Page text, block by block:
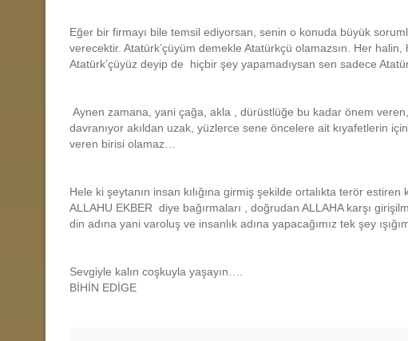
Eğer bir firmayı bile temsil ediyorsan, senin o konuda büyük
verecektir. Atatürk’çüyüm demekle Atatürkçü olamazsın. Her
Atatürk’çüyüz deyip de hiçbir şey yapamadıysan sen sadece
Aynen zamana, yani çağa, akla , dürüstlüğe bu kadar önem
davranıyor akıldan uzak, yüzlerce sene öncelere ait kıyafetlerin
veren birisi olamaz…
Hele ki şeytanın insan kılığına girmiş şekilde ortalıkta terör
ALLAHU EKBER diye bağırmaları , doğrudan ALLAHA karşı
din adına yani varoluş ve insanlık adına yapacağımız tek şey
Sevgiyle kalın coşkuyla yaşayın….
BİHİN EDİGE